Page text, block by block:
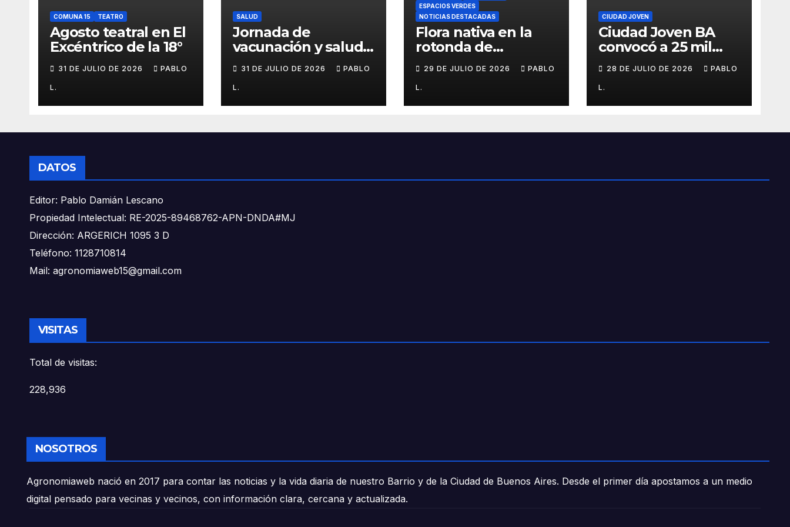
COMUNA 15 TEATRO
Agosto teatral en El
Excéntrico de la 18°
31 DE JULIO DE 2026 PABLO
L.
SALUD
Jornada de
vacunación y salud
bucal para chicos
31 DE JULIO DE 2026 PABLO
L.
ESPACIOS VERDES
NOTICIAS DESTACADAS
Flora nativa en la
rotonda de
Agronomía
29 DE JULIO DE 2026 PABLO
L.
CIUDAD JOVEN
Ciudad Joven BA
convocó a 25 mil
personas
28 DE JULIO DE 2026 PABLO
L.
DATOS
Editor: Pablo Damián Lescano
Propiedad Intelectual: RE-2025-89468762-APN-DNDA#MJ
Dirección: ARGERICH 1095 3 D
Teléfono: 1128710814
Mail: agronomiaweb15@gmail.com
VISITAS
Total de visitas:
228,936
NOSOTROS
Agronomiaweb nació en 2017 para contar las noticias y la vida diaria de nuestro Barrio y de la Ciudad de Buenos Aires. Desde el primer día apostamos a un medio
digital pensado para vecinas y vecinos, con información clara, cercana y actualizada.